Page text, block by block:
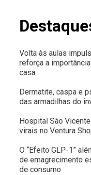
Volta às aulas
reforça a
casa
Dermatite, caspa e
das armadilhas do
Hospital São
virais no Ventura
O “Efeito GLP-1”
de emagrecimento
de consumo